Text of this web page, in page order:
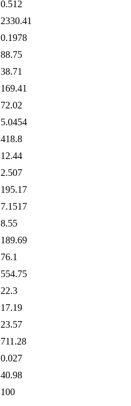
0.512
2330.41
0.1978
88.75
38.71
169.41
72.02
5.0454
418.8
12.44
2.507
195.17
7.1517
8.55
189.69
76.1
554.75
22.3
17.19
23.57
711.28
0.027
40.98
100